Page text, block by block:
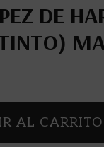
DE
AL CARRITO